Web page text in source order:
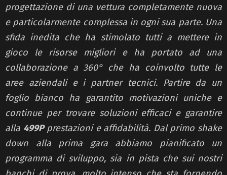
progettazione di una vettura completamente nuova
e particolarmente complessa in ogni sua parte. Una
sfida inedita che ha stimolato tutti a mettere in
gioco le risorse migliori e ha portato ad una
collaborazione a 360° che ha coinvolto tutte le
aree aziendali e i partner tecnici. Partire da un
foglio bianco ha garantito motivazioni uniche e
continue per trovare soluzioni efficaci e garantire
alla 499Pprestazioni e affidabilità. Dal primo shake
down alla prima gara abbiamo pianificato un
programma di sviluppo, sia in pista che sui nostri